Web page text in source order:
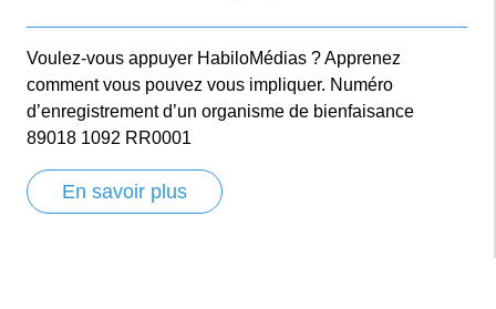
Voulez-vous appuyer HabiloMédias ? Apprenez
comment vous pouvez vous impliquer. Numéro
d’enregistrement d’un organisme de bienfaisance
89018 1092 RR0001
En savoir plus